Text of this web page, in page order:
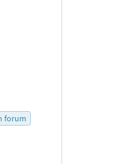
forum